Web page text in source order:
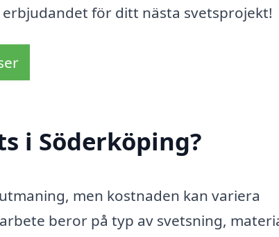
för ditt nästa svetsprojekt!
i Söderköping?
men kostnaden kan variera
beror på typ av svetsning,